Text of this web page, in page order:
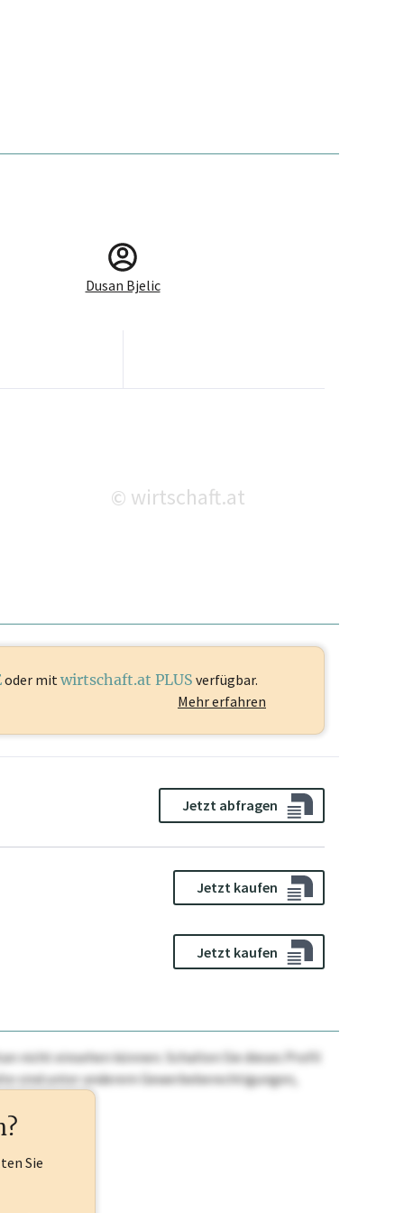
Dusan Bjelic
© wirtschaft.at
oder mit wirtschaft.at PLUS verfügbar.
Mehr erfahren
Jetzt abfragen
Jetzt kaufen
Jetzt kaufen
nicht einsehen können. Schalten Sie dieses Profil
sind unter anderem Gewerbeberechtigungen,
Sie